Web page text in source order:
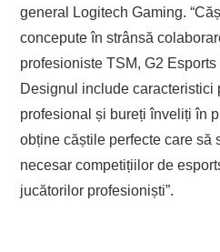
general Logitech Gaming.
concepute în strânsă
profesioniste TSM, G2
Designul include caracteristici
profesional și bureți înveliți în
obține căștile perfecte care să
necesar competițiilor de
jucătorilor profesioniști”.